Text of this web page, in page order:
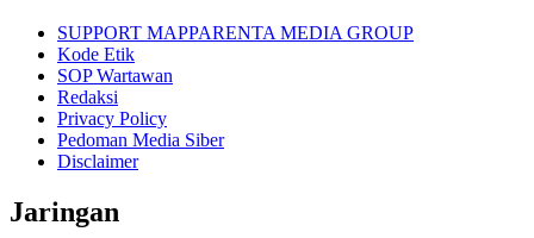
SUPPORT MAPPARENTA MEDIA GROUP
Kode Etik
SOP Wartawan
Redaksi
Privacy Policy
Pedoman Media Siber
Disclaimer
Jaringan